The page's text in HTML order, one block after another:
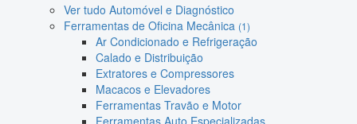
Ver tudo Automóvel e Diagnóstico
Ferramentas de Oficina Mecânica (1)
Ar Condicionado e Refrigeração
Calado e Distribuição
Extratores e Compressores
Macacos e Elevadores
Ferramentas Travão e Motor
Ferramentas Auto Especializadas